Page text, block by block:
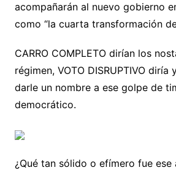
acompañarán al nuevo gobierno
como “la cuarta transformación
CARRO COMPLETO dirían los
régimen, VOTO DISRUPTIVO diría
darle un nombre a ese golpe de
democrático.
¿Qué tan sólido o efímero fue